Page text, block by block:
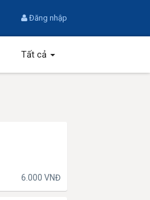
Đăng nhập
Tất cả
6.000 VNĐ